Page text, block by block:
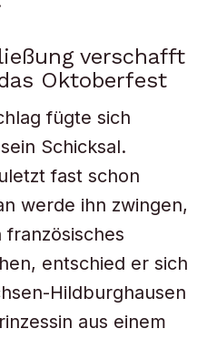
verschafft
Oktoberfest
fügte sich
Schicksal.
fast schon
werde ihn zwingen,
entschied er sich
Hildburghausen
aus einem